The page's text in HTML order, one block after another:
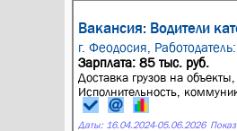
Вакансия: Водители
г. Феодосия,
Зарплата: 85 тыс. руб.
Доставка грузов на
Исполнительность,
Даты: 16.04.2024-05.06.2026